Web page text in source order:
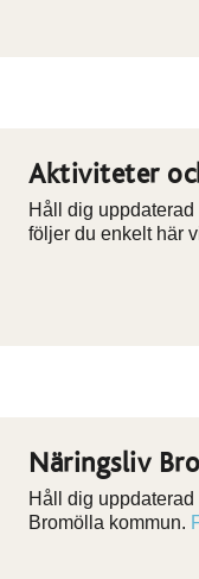
Aktiviteter
Håll dig
följer du enkelt här
Näringsliv
Håll dig
Bromölla kommun.